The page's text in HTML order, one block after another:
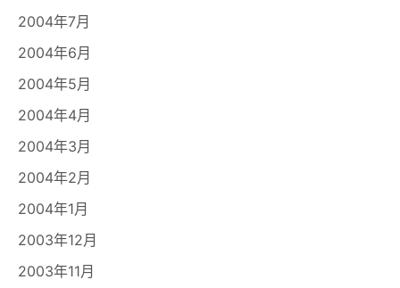
2004年7月
2004年6月
2004年5月
2004年4月
2004年3月
2004年2月
2004年1月
2003年12月
2003年11月